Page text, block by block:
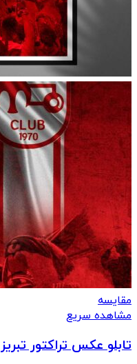
مقایسه
مشاهده سریع
تابلو عکس تراکتور تبریز